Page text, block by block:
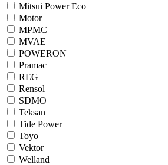
Mitsui Power Eco
Motor
MPMC
MVAE
POWERON
Pramac
REG
Rensol
SDMO
Teksan
Tide Power
Toyo
Vektor
Welland